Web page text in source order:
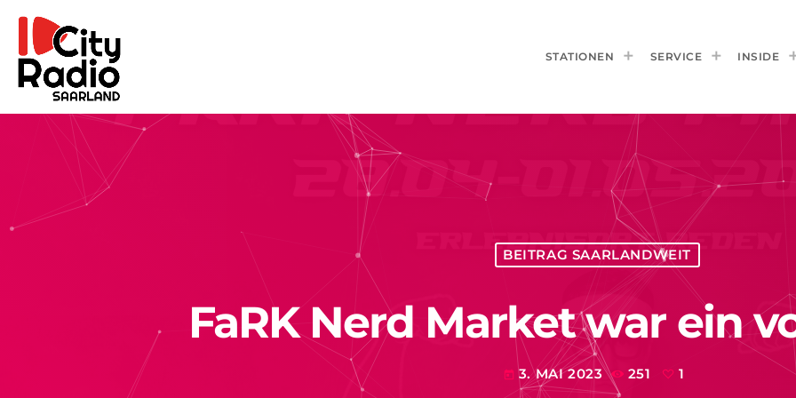
STATIONEN SERVICE INSIDE
BEITRAG SAARLANDWEIT
FaRK Nerd Market war ein
today 3. MAI 2023 251 1